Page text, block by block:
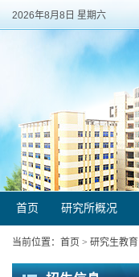
2026年8月8日 星期六
首页 研究所概况
当前位置： 首页 > 研究生教育